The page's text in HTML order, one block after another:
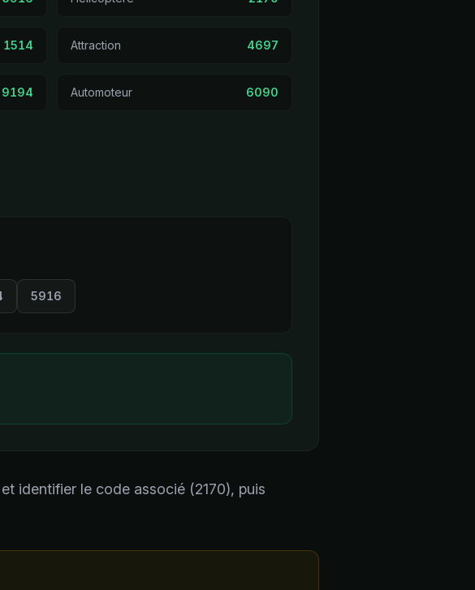
1514 Attraction 4697
9194 Automoteur 6090
5916
identifier le code associé (2170), puis